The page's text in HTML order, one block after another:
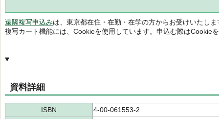
遠隔複写申込みは、東京都在住・在勤・在学の方からお受けいたしま
複写カート機能には、Cookieを使用しています。申込む際はCookie
資料詳細
ISBN
4-00-061553-2